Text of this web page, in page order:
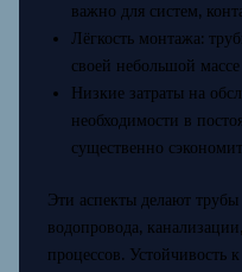
важно для систем,
Лёгкость монтажа:
своей небольшой
Низкие затраты на
необходимости в
существенно
Эти аспекты делают
водопровода,
процессов. Устойчивость